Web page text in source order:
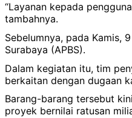
“Layanan kepada
tambahnya.
Sebelumnya, pada Kamis,
Surabaya (APBS).
Dalam kegiatan itu, tim
berkaitan dengan dugaan
Barang-barang tersebut
proyek bernilai ratusan